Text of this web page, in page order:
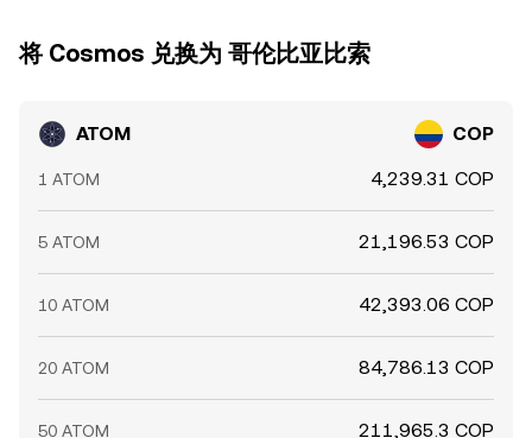
将 Cosmos 兑换为 哥伦比亚比索
ATOM COP
1 ATOM 4,239.31 COP
5 ATOM 21,196.53 COP
10 ATOM 42,393.06 COP
20 ATOM 84,786.13 COP
50 ATOM 211,965.3 COP